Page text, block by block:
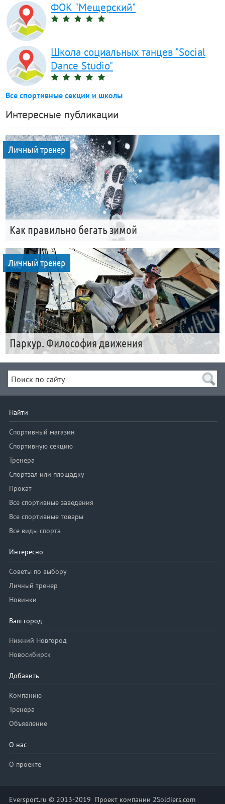
ФОК "Мещерский"
Школа социальных танцев "Social
Dance Studio"
Все спортивные секции и школы
Интересные публикации
Личный тренер
Как правильно бегать зимой
Личный тренер
Паркур. Философия движения
Найти
Спортивный магазин
Спортивную секцию
Тренера
Спортзал или площадку
Прокат
Все спортивные заведения
Все спортивные товары
Все виды спорта
Интересно
Советы по выбору
Личный тренер
Новинки
Ваш город
Нижний Новгород
Новосибирск
Добавить
Компанию
Тренера
Объявление
О нас
О проекте
Eversport.ru © 2013-2019 Проект компании 2Soldiers.com